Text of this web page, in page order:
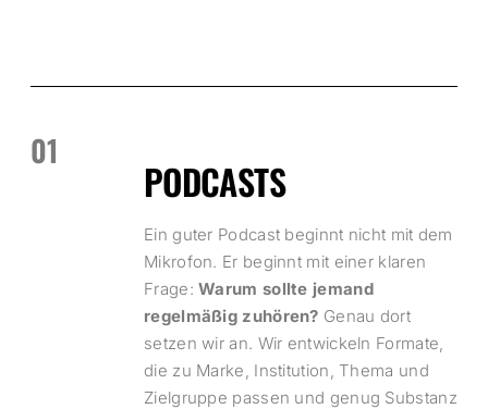
01
PODCASTS
Ein guter Podcast beginnt nicht mit dem
Mikrofon. Er beginnt mit einer klaren
Frage:Warum sollte jemand
regelmäßig zuhören? Genau dort
setzen wir an. Wir entwickeln Formate,
die zu Marke, Institution, Thema und
Zielgruppe passen und genug Substanz